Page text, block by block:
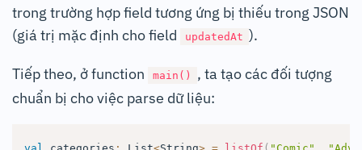
trong trường hợp field tương ứng bị thiếu trong JSON
(giá trị mặc định cho field
updatedAt ).
Tiếp theo, ở function main()
, ta tạo các đối tượng
chuẩn bị cho việc parse dữ liệu: